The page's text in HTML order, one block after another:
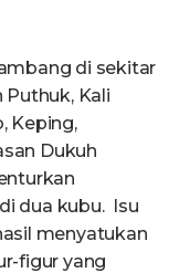
di sekitar
Puthuk, Kali
Keping,
Dukuh
dua kubu. Isu
menyatukan
figur yang